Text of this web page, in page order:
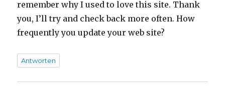
remember why I used to love this site. Thank
you, I’ll try and check back more often. How
frequently you update your web site?
Antworten